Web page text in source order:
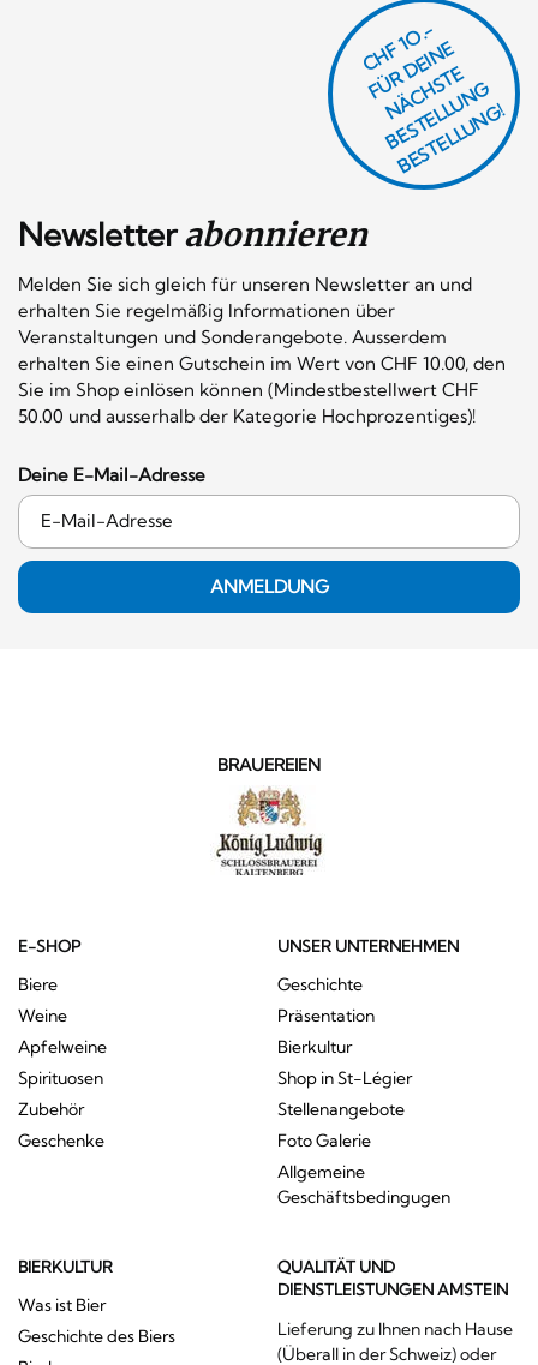
Newsletterabonnieren
Melden Sie sich gleich für unseren Newsletter an und
erhalten Sie regelmäßig Informationen über
Veranstaltungen und Sonderangebote. Ausserdem
erhalten Sie einen Gutschein im Wert von CHF 10.00, den
Sie im Shop einlösen können (Mindestbestellwert CHF
50.00 und ausserhalb der Kategorie Hochprozentiges)!
CHF 1O.-
F
Ü
R
D
EI
N
E
N
Ä
C
H
S
T
E
B
E
S
T
E
L
L
U
N
G
B
E
S
T
E
L
L
U
N
G!
Deine E-Mail-Adresse
ANMELDUNG
BRAUEREIEN
E-SHOP
Biere
Weine
Apfelweine
Spirituosen
Zubehör
Geschenke
UNSER UNTERNEHMEN
Geschichte
Präsentation
Bierkultur
Shop in St-Légier
Stellenangebote
Foto Galerie
Allgemeine
Geschäftsbedingugen
BIERKULTUR
Was ist Bier
Geschichte des Biers
QUALITÄT UND
DIENSTLEISTUNGEN AMSTEIN
Lieferung zu Ihnen nach Hause
(Überall in der Schweiz) oder